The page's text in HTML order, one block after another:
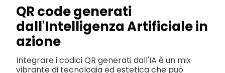
QR code generati
dall'Intelligenza Artificiale in
azione
Integrare i codici QR generati dall'IA è un mix
vibrante di tecnologia ed estetica che può